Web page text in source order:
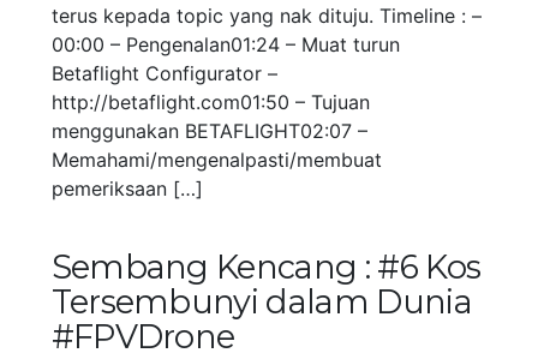
terus kepada topic yang nak dituju. Timeline : –
00:00 – Pengenalan01:24 – Muat turun
Betaflight Configurator –
http://betaflight.com01:50 – Tujuan
menggunakan BETAFLIGHT02:07 –
Memahami/mengenalpasti/membuat
pemeriksaan […]
Sembang Kencang : #6 Kos
Tersembunyi dalam Dunia
#FPVDrone